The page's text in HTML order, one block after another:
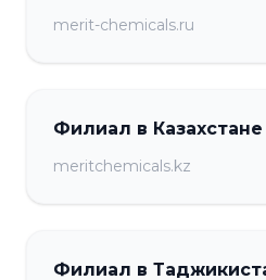
merit-chemicals.ru
Филиал в Казахстане
meritchemicals.kz
Филиал в